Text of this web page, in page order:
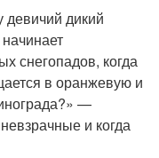
девичий дикий
снегопадов, когда
в оранжевую и
—
и когда